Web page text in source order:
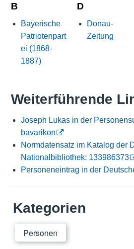
B
Bayerische
Patriotenpart
ei (1868-
1887)
D
Donau-
Zeitung
Weiterführende
Joseph Lukas in der
bavarikon
Normdatensatz im Katalog der
Nationalbibliothek: 133986373
Personeneintrag in der
Kategorien
Personen